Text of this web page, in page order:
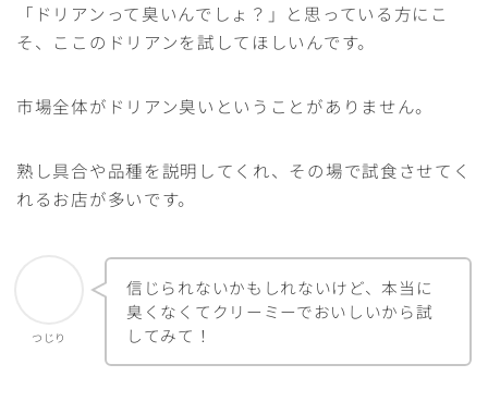
「ドリアンって臭いんでしょ？」と思っている方にこ
そ、ここのドリアンを試してほしいんです。
市場全体がドリアン臭いということがありません。
熟し具合や品種を説明してくれ、その場で試食させてく
れるお店が多いです。
つじり
信じられないかもしれないけど、本当に
臭くなくてクリーミーでおいしいから試
してみて！